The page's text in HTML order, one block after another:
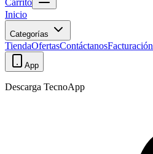
Inicio
Categorías
TiendaOfertasContáctanosFacturación
App
Descarga TecnoApp